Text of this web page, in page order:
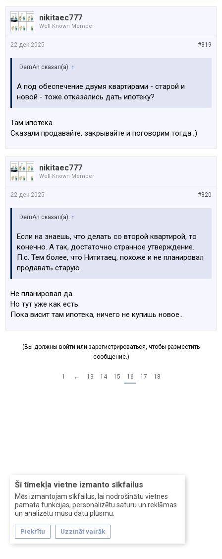
Šī tīmekļa vietne izmanto sīkfailus
Mēs izmantojam sīkfailus, lai nodrošinātu vietnes
pamata funkcijas, personalizētu saturu un reklāmas
un analizētu mūsu datu plūsmu.
Piekrītu Uzzināt vairāk
nikitaec777
Well-Known Member
#319
22 дек 2025
DemAn сказал(а): ↑
А под обеспечение двумя квартирами - старой и
новой - тоже отказались дать ипотеку?
Там ипотека.
Сказали продавайте, закрывайте и поговорим тогда ;)
nikitaec777
Well-Known Member
#320
22 дек 2025
DemAn сказал(а): ↑
Если на знаешь, что делать со второй квартирой, то
конечно. А так, достаточно странное утверждение.
П.с. Тем более, что Нититаец, похоже и не планировал
продавать старую.
Не планировал да.
Но тут уже как есть.
Пока висит там ипотека, ничего не купишь новое…
(Вы должны войти или зарегистрироваться, чтобы разместить
сообщение.)
1 ← 13 14 15 16 17 18